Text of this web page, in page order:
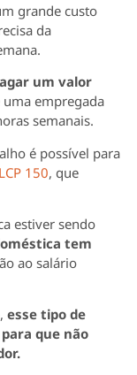
grande custo
da
um valor
empregada
semanais.
é possível para
LCP 150, que
estiver sendo
tem
ao salário
esse tipo de
que não